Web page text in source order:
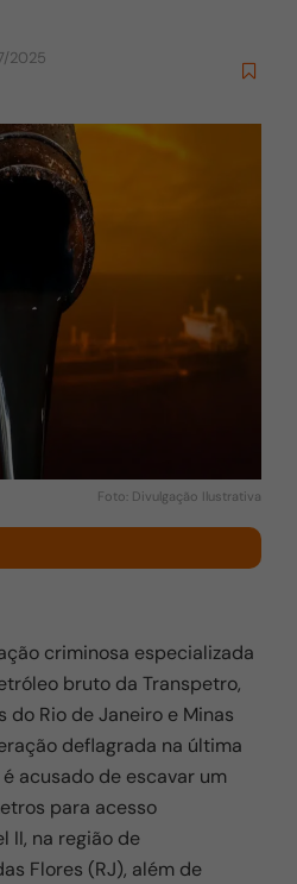
2025
Foto: Divulgação Ilustrativa
criminosa especializada
bruto da Transpetro,
Rio de Janeiro e Minas
deflagrada na última
acusado de escavar um
para acesso
II, na região de
Flores (RJ), além de